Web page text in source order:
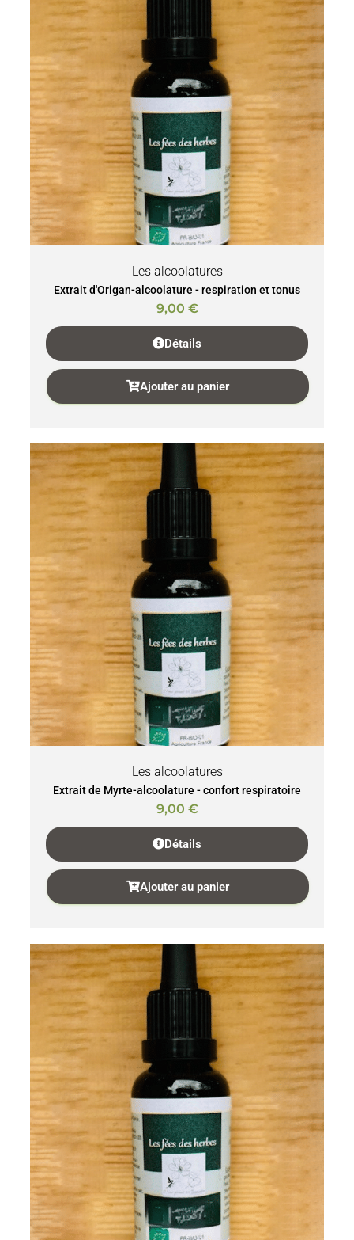
Les alcoolatures
Extrait d'Origan-alcoolature - respiration et tonus
9,00 €
Détails
Ajouter au panier
Les alcoolatures
Extrait de Myrte-alcoolature - confort respiratoire
9,00 €
Détails
Ajouter au panier